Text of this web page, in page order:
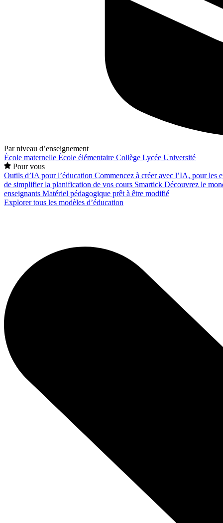
Par niveau d’enseignement
École maternelle École élémentaire Collège Lycée Université
Pour vous
Outils d’IA pour l’éducation Commencez à créer avec l’IA, pour les
de simplifier la planification de vos cours Smartick Découvrez le
enseignants Matériel pédagogique prêt à être modifié
Explorer tous les modèles d’éducation